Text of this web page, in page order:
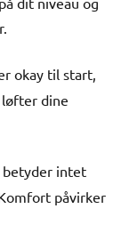
okay til start,
dine
betyder intet
påvirker